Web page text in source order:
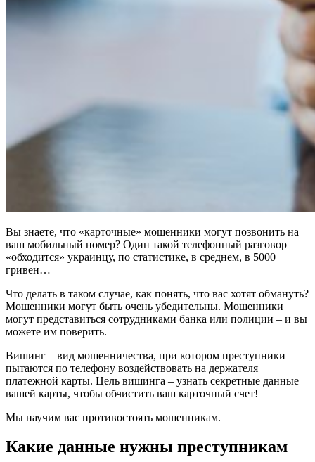
Вы знаете, что «карточные» мошенники могут позвонить на
ваш мобильный номер? Один такой телефонный разговор
«обходится» украинцу, по статистике, в среднем, в 5000
гривен…
Что делать в таком случае, как понять, что вас хотят обмануть?
Мошенники могут быть очень убедительны. Мошенники
могут представиться сотрудниками банка или полиции – и вы
можете им поверить.
Вишинг – вид мошенничества, при котором преступники
пытаются по телефону воздействовать на держателя
платежной карты. Цель вишинга – узнать секретные данные
вашей карты, чтобы обчистить ваш карточный счет!
Мы научим вас противостоять мошенникам.
Какие данные нужны преступникам